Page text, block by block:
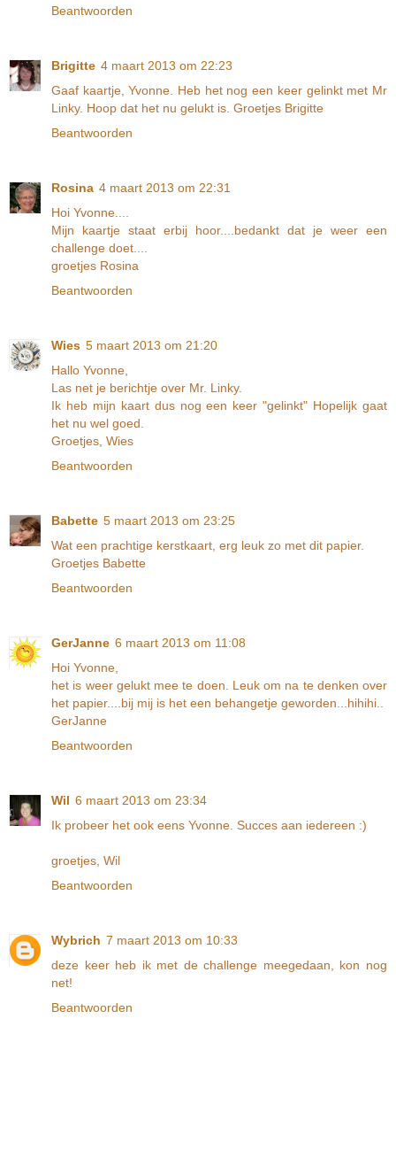
Beantwoorden
Brigitte 4 maart 2013 om 22:23
Gaaf kaartje, Yvonne. Heb het nog een keer gelinkt met Mr
Linky. Hoop dat het nu gelukt is. Groetjes Brigitte
Beantwoorden
Rosina 4 maart 2013 om 22:31
Hoi Yvonne....
Mijn kaartje staat erbij hoor....bedankt dat je weer een
challenge doet....
groetjes Rosina
Beantwoorden
Wies 5 maart 2013 om 21:20
Hallo Yvonne,
Las net je berichtje over Mr. Linky.
Ik heb mijn kaart dus nog een keer "gelinkt" Hopelijk gaat
het nu wel goed.
Groetjes, Wies
Beantwoorden
Babette 5 maart 2013 om 23:25
Wat een prachtige kerstkaart, erg leuk zo met dit papier.
Groetjes Babette
Beantwoorden
GerJanne 6 maart 2013 om 11:08
Hoi Yvonne,
het is weer gelukt mee te doen. Leuk om na te denken over
het papier....bij mij is het een behangetje geworden...hihihi..
GerJanne
Beantwoorden
Wil 6 maart 2013 om 23:34
Ik probeer het ook eens Yvonne. Succes aan iedereen :)
groetjes, Wil
Beantwoorden
Wybrich 7 maart 2013 om 10:33
deze keer heb ik met de challenge meegedaan, kon nog
net!
Beantwoorden